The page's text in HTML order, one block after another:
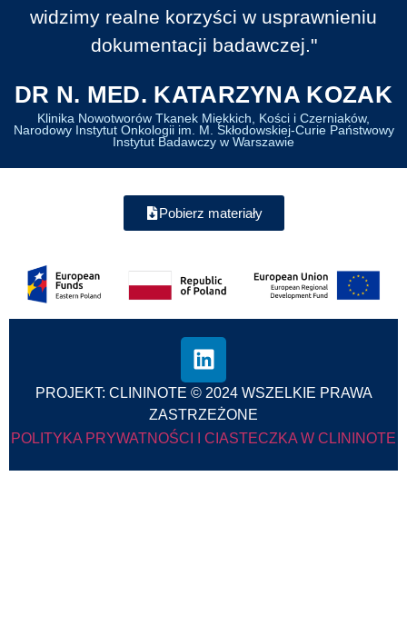
widzimy realne korzyści w usprawnieniu
dokumentacji badawczej."
DR N. MED. KATARZYNA KOZAK
Klinika Nowotworów Tkanek Miękkich, Kości i Czerniaków,
Narodowy Instytut Onkologii im. M. Skłodowskiej-Curie Państwowy
Instytut Badawczy w Warszawie
Pobierz materiały
PROJEKT: CLININOTE © 2024 WSZELKIE PRAWA
ZASTRZEŻONE
POLITYKA PRYWATNOŚCI I CIASTECZKA W CLININOTE